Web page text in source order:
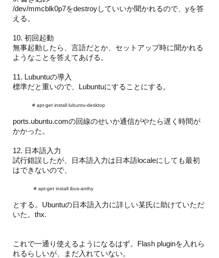
/dev/mmcblk0p7をdestroyしていいか聞かれるので、yを答
える。
10. 初回起動
無事起動したら、言語だとか、セットアップ時に聞かれる
ようなことを答えてあげる。
11. Lubuntuの導入
標準だと重いので、Lubuntuにすることにする。
# apt-get install lubuntu-desktop
ports.ubuntu.comの回線のせいか通信がやたら遅く時間が
かかった。
12. 日本語入力
試行錯誤したが、日本語入力は日本語localeにしても最初
はできないので、
# apt-get install ibus-anthy
とする。Ubuntuの日本語入力に詳しい某氏に助けていただ
いた。thx.
これで一通り使えるようになるはず。Flash pluginを入れら
れるらしいが、まだ入れていない。